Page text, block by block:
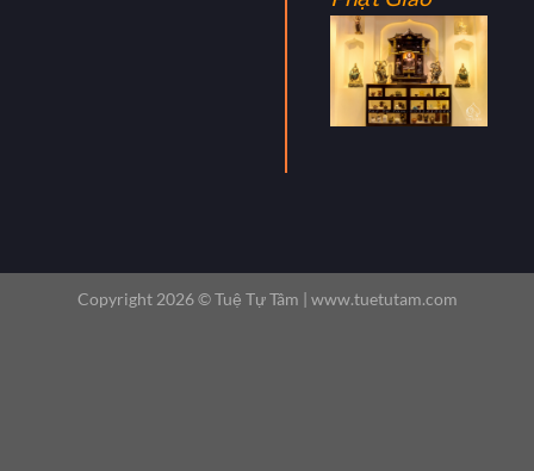
Copyright 2026 ©Tuệ Tự Tâm | www.tuetutam.com